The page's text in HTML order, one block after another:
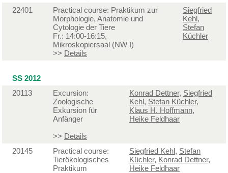
22401
Practical course: Praktikum zur
Morphologie, Anatomie und
Cytologie der Tiere
Fr.: 14:00-16:15,
Mikroskopiersaal (NW I)
>> Details
Siegfried
Kehl,
Stefan
Küchler
SS 2012
20113
Excursion:
Zoologische
Exkursion für
Anfänger
>> Details
Konrad Dettner, Siegfried
Kehl, Stefan Küchler,
Klaus H. Hoffmann,
Heike Feldhaar
20145
Practical course:
Tierökologisches
Praktikum
Siegfried Kehl, Stefan
Küchler, Konrad Dettner,
Heike Feldhaar